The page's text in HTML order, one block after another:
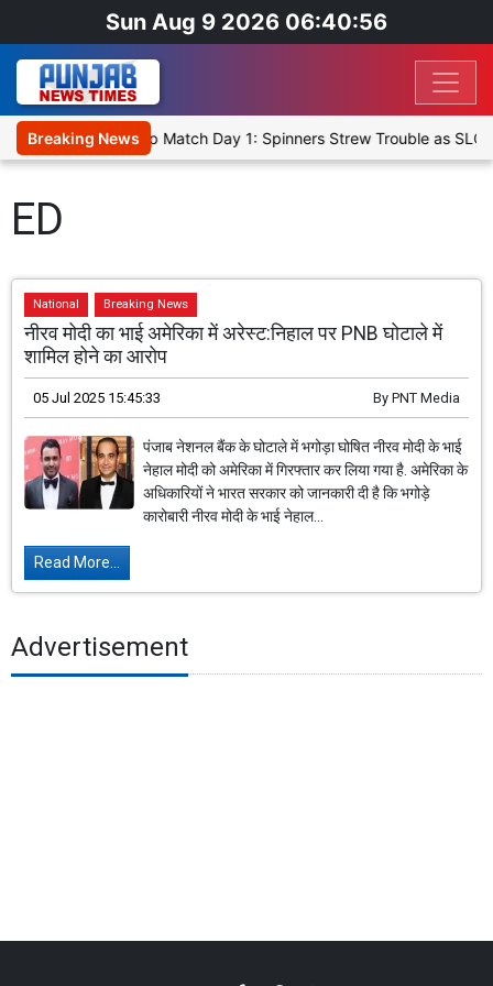
Sun Aug 9 2026 06:40:56
Breaking News
XI, Warm-Up Match Day 1: Spinners Strew Trouble as SLC
ED
National Breaking News
नीरव मोदी का भाई अमेरिका में अरेस्ट:निहाल पर PNB घोटाले में
शामिल होने का आरोप
05 Jul 2025 15:45:33 By PNT Media
पंजाब नेशनल बैंक के घोटाले में भगोड़ा घोषित नीरव मोदी के भाई
नेहाल मोदी को अमेरिका में गिरफ्तार कर लिया गया है. अमेरिका के
अधिकारियों ने भारत सरकार को जानकारी दी है कि भगोड़े
कारोबारी नीरव मोदी के भाई नेहाल...
Read More...
Advertisement